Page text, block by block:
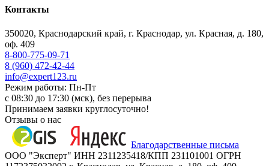
Контакты
350020, Краснодарский край, г. Краснодар, ул. Красная, д. 180,
оф. 409
8-800-775-09-71
8 (960) 472-42-44
info@expert123.ru
Режим работы: Пн-Пт
с 08:30 до 17:30 (мск), без перерыва
Принимаем заявки круглосуточно!
Отзывы о нас
Благодарственные письма
ООО "Эксперт" ИНН 2311235418/КПП 231101001 ОГРН